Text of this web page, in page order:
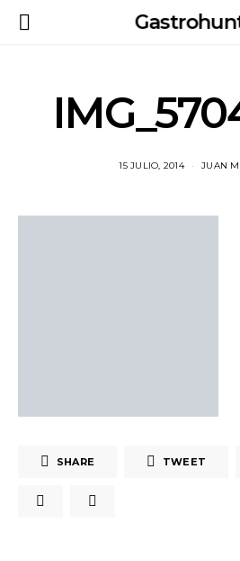
15 JULIO, 2014 JUAN
SHARE TWEET